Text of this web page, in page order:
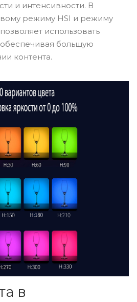
и интенсивности. В
режиму HSI и режиму
использовать
большую
контента.
в